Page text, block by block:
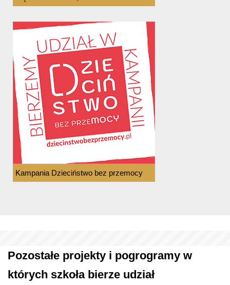
Kampania Dzieciństwo bez przemocy
Pozostałe projekty i pogrogramy w
których szkoła bierze udział